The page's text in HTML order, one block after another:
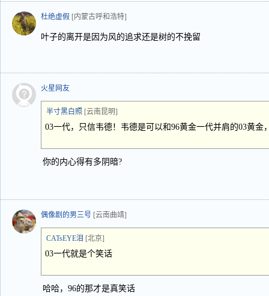
杜绝虚假 [内蒙古呼和浩特]
叶子的离开是因为风的追求还是树的不挽留
火星网友
半寸黑白照 [云南昆明]
03一代，只信韦德！韦德是可以和96黄金一代并肩的03黄金
你的内心得有多阴暗?
偶像剧的男三号 [云南曲靖]
CATsEYE泪 [北京]
03一代就是个笑话
哈哈，96的那才是真笑话